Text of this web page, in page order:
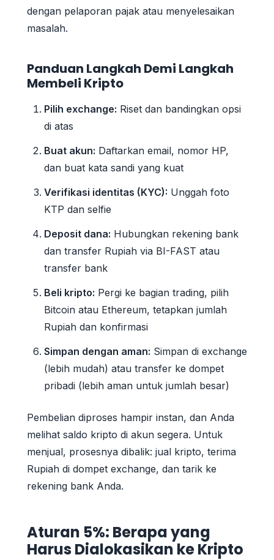
dengan pelaporan pajak atau menyelesaikan
masalah.
Panduan Langkah Demi Langkah
Membeli Kripto
Pilih exchange: Riset dan bandingkan opsi
di atas
Buat akun: Daftarkan email, nomor HP,
dan buat kata sandi yang kuat
Verifikasi identitas (KYC): Unggah foto
KTP dan selfie
Deposit dana: Hubungkan rekening bank
dan transfer Rupiah via BI-FAST atau
transfer bank
Beli kripto: Pergi ke bagian trading, pilih
Bitcoin atau Ethereum, tetapkan jumlah
Rupiah dan konfirmasi
Simpan dengan aman: Simpan di exchange
(lebih mudah) atau transfer ke dompet
pribadi (lebih aman untuk jumlah besar)
Pembelian diproses hampir instan, dan Anda
melihat saldo kripto di akun segera. Untuk
menjual, prosesnya dibalik: jual kripto, terima
Rupiah di dompet exchange, dan tarik ke
rekening bank Anda.
Aturan 5%: Berapa yang
Harus Dialokasikan ke Kripto